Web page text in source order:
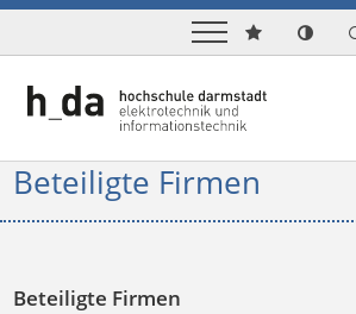
Beteiligte Firmen
Beteiligte Firmen